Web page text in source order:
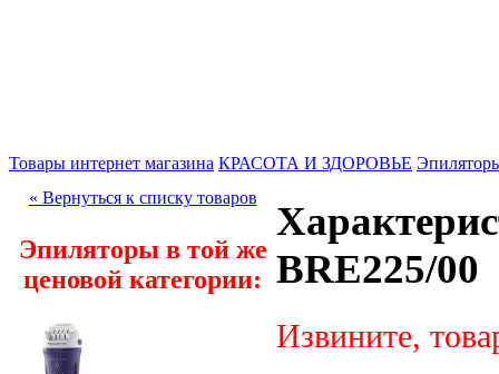
Товары интернет магазина КРАСОТА И ЗДОРОВЬЕ
« Вернуться к списку товаров
Эпиляторы в той же
ценовой категории: BRE225/00
Извините,